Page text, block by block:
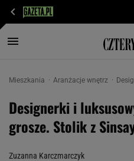
Mieszkania Aranżacje wnętrz
Designerki i
grosze. Stolik z
Zuzanna Karczmarczyk